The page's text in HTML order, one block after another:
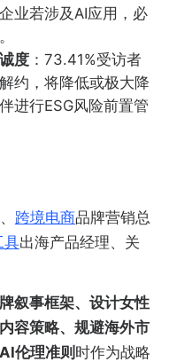
业若涉及AI应用，必
度：73.41%受访者
约，将降低或极大降
进行ESG风险前置管
跨境电商品牌营销总
具出海产品经理、关
叙事框架、设计女性
容策略、规避海外市
伦理准则 时作为战略